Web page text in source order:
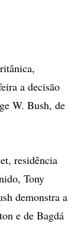
a decisão
W. Bush, de
residência
Tony
demonstra a
e de Bagdá